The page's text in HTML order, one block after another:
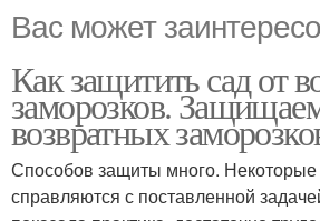
Вас может
Как защитить сад от
заморозков.
возвратных
Способов защиты много. Некоторые
справляются с поставленной